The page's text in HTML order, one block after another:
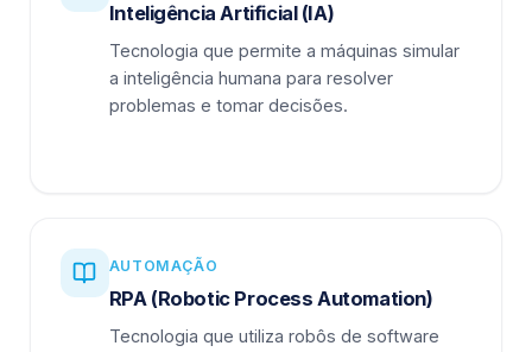
Inteligência Artificial (IA)
Tecnologia que permite a máquinas simular
a inteligência humana para resolver
problemas e tomar decisões.
AUTOMAÇÃO
RPA (Robotic Process Automation)
Tecnologia que utiliza robôs de software